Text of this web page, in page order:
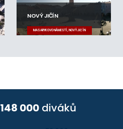
NOVÝ JIČÍN
MASARYKOVO NÁMĚSTÍ, NOVÝ JIČÍN
148 000 diváků